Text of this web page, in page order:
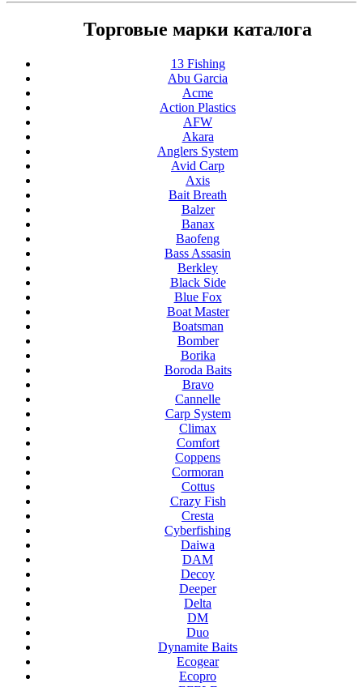
Торговые марки каталога
13 Fishing
Abu Garcia
Acme
Action Plastics
AFW
Akara
Anglers System
Avid Carp
Axis
Bait Breath
Balzer
Banax
Baofeng
Bass Assasin
Berkley
Black Side
Blue Fox
Boat Master
Boatsman
Bomber
Borika
Boroda Baits
Bravo
Cannelle
Carp System
Climax
Comfort
Coppens
Cormoran
Cottus
Crazy Fish
Cresta
Cyberfishing
Daiwa
DAM
Decoy
Deeper
Delta
DM
Duo
Dynamite Baits
Ecogear
Ecopro